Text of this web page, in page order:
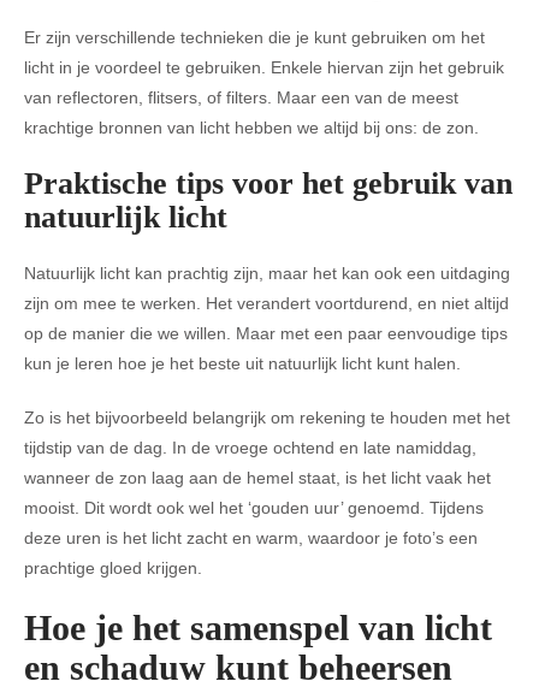
Er zijn verschillende technieken die je kunt gebruiken om het
licht in je voordeel te gebruiken. Enkele hiervan zijn het gebruik
van reflectoren, flitsers, of filters. Maar een van de meest
krachtige bronnen van licht hebben we altijd bij ons: de zon.
Praktische tips voor het gebruik van
natuurlijk licht
Natuurlijk licht kan prachtig zijn, maar het kan ook een uitdaging
zijn om mee te werken. Het verandert voortdurend, en niet altijd
op de manier die we willen. Maar met een paar eenvoudige tips
kun je leren hoe je het beste uit natuurlijk licht kunt halen.
Zo is het bijvoorbeeld belangrijk om rekening te houden met het
tijdstip van de dag. In de vroege ochtend en late namiddag,
wanneer de zon laag aan de hemel staat, is het licht vaak het
mooist. Dit wordt ook wel het ‘gouden uur’ genoemd. Tijdens
deze uren is het licht zacht en warm, waardoor je foto’s een
prachtige gloed krijgen.
Hoe je het samenspel van licht
en schaduw kunt beheersen